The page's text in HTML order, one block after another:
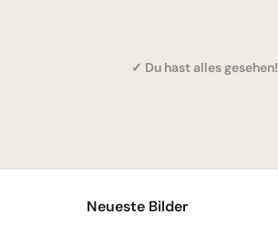
✓ Du hast alles gesehen!
Neueste Bilder